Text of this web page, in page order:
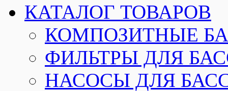
КАТАЛОГ ТОВАРОВ
КОМПОЗИТНЫЕ
ФИЛЬТРЫ ДЛЯ
НАСОСЫ ДЛЯ